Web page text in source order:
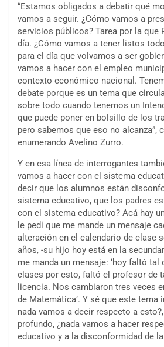
“Estamos obligados a debatir qué
vamos a seguir. ¿Cómo vamos a
servicios públicos? Tarea por la que
día. ¿Cómo vamos a tener listos
para el día que volvamos a ser
vamos a hacer con el empleo
contexto económico nacional.
debate porque es un tema que
sobre todo cuando tenemos un
que puede poner en bolsillo de los
pero sabemos que eso no alcanza”,
enumerando Avelino Zurro.
Y en esa línea de interrogantes
vamos a hacer con el sistema
decir que los alumnos están
sistema educativo, que los padres
con el sistema educativo? Acá hay
le pedí que me mande un mensaje
alteración en el calendario de clase
años, -su hijo hoy está en la
me manda un mensaje: ‘hoy faltó tal
clases por esto, faltó el profesor de
licencia. Nos cambiaron tres veces
de Matemática’. Y sé que este tema
nada vamos a decir respecto a
profundo, ¿nada vamos a hacer
educativo y a la disconformidad de la